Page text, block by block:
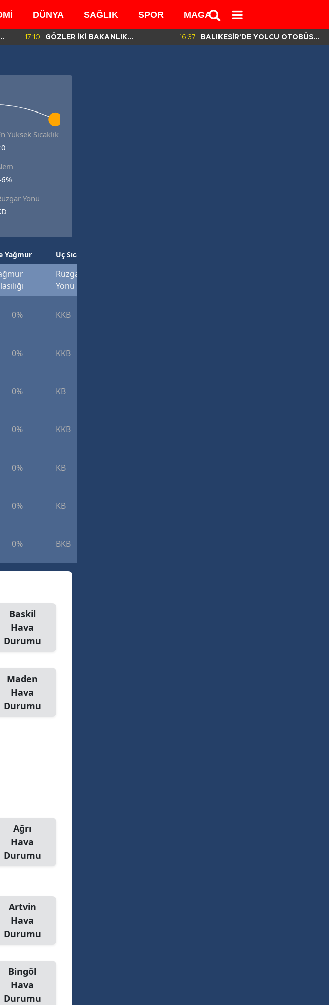
DÜNYA SAĞLIK SPOR MAGAZİN
17:10
GÖZLER İKİ BAKANLIK
MÜFETTİŞLERİNİN HAZIRLADIĞI
16:37
BALIKESİR'DE YOLCU OTOBÜSÜ
DEVRİLDİ! 3 ÖLÜ 30 YARALI VAR!
Yüksek Sıcaklık
Yönü
Yağmur Uç Sıcaklık (°C)
Rüzgar
Yönü
0% KKB
0% KKB
0% KB
0% KKB
0% KB
0% KB
0% BKB
Baskil
Hava
Durumu
Maden
Hava
Durumu
Ağrı
Hava
Durumu
Artvin
Hava
Durumu
Bingöl
Hava
Durumu